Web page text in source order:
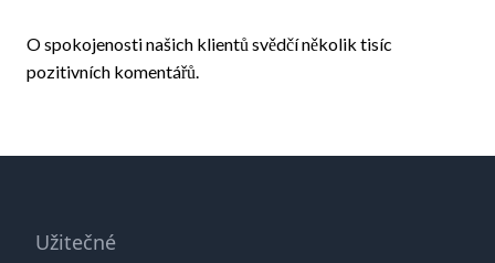
O spokojenosti našich klientů svědčí několik tisíc
pozitivních komentářů.
Užitečné